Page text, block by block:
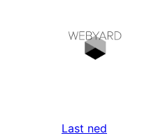
Last ned